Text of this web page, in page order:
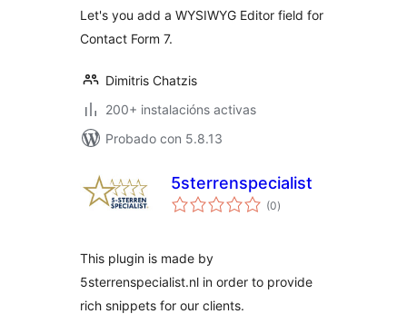
Let's you add a WYSIWYG Editor field for
Contact Form 7.
Dimitris Chatzis
200+ instalacións activas
Probado con 5.8.13
5sterrenspecialist
(0valoracións
totais
)
This plugin is made by
5sterrenspecialist.nl in order to provide
rich snippets for our clients.